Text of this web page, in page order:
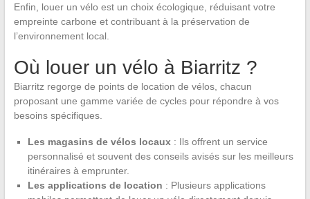
Enfin, louer un vélo est un choix écologique, réduisant votre
empreinte carbone et contribuant à la préservation de
l’environnement local.
Où louer un vélo à Biarritz ?
Biarritz regorge de points de location de vélos, chacun
proposant une gamme variée de cycles pour répondre à vos
besoins spécifiques.
Les magasins de vélos locaux: Ils offrent un service
personnalisé et souvent des conseils avisés sur les meilleurs
itinéraires à emprunter.
Les applications de location : Plusieurs applications